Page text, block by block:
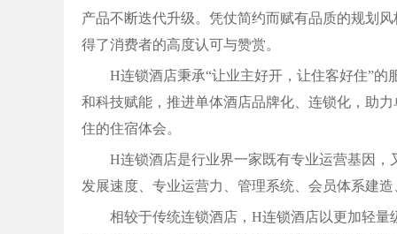
产品不断迭代升级。凭仗简约而赋有品质的规划
得了消费者的高度认可与赞赏。
H连锁酒店秉承“让业主好开，让住客好住”
和科技赋能，推进单体酒店品牌化、连锁化，助
住的住宿体会。
H连锁酒店是行业界一家既有专业运营基因
发展速度、专业运营力、管理系统、会员体系建
相较于传统连锁酒店，H连锁酒店以更加轻